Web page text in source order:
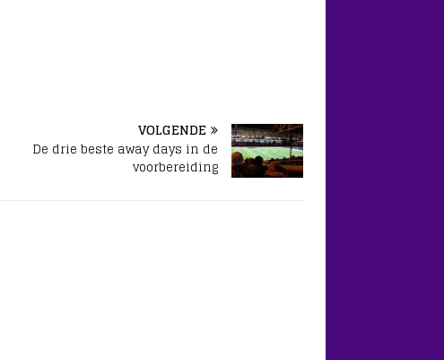
VOLGENDE
De drie beste away days in de
voorbereiding